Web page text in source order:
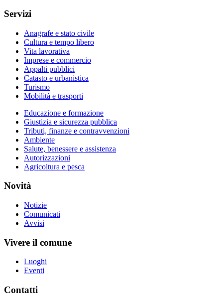
Servizi
Anagrafe e stato civile
Cultura e tempo libero
Vita lavorativa
Imprese e commercio
Appalti pubblici
Catasto e urbanistica
Turismo
Mobilità e trasporti
Educazione e formazione
Giustizia e sicurezza pubblica
Tributi, finanze e contravvenzioni
Ambiente
Salute, benessere e assistenza
Autorizzazioni
Agricoltura e pesca
Novità
Notizie
Comunicati
Avvisi
Vivere il comune
Luoghi
Eventi
Contatti